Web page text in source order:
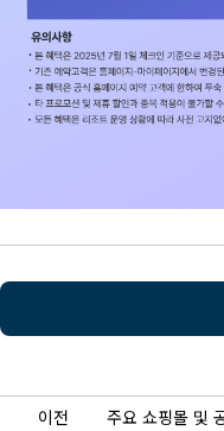
이전
주요 쇼핑몰 및